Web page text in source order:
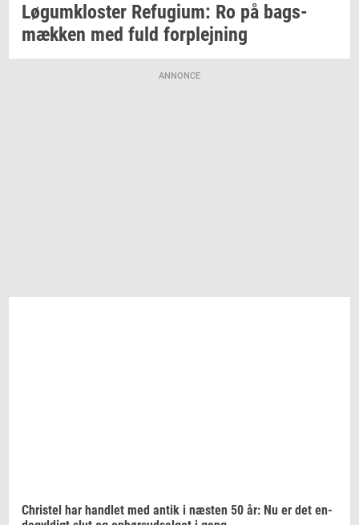
Løgum­klo­ster Re­fu­gi­um: Ro på bags­
mæk­ken med fuld for­plej­ning
ANNONCE
Chri­stel har hand­let med antik i næ­sten 50 år: Nu er det en­